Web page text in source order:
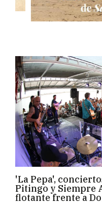
'La Pepa',
Pitingo y Siempre
flotante frente a